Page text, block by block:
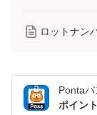
ロットナン
Pontaパ
ポイン